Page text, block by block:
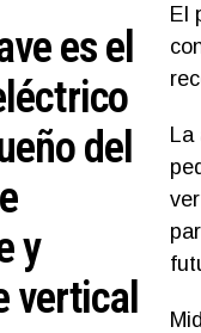
es el
del
y
vertical
El
La